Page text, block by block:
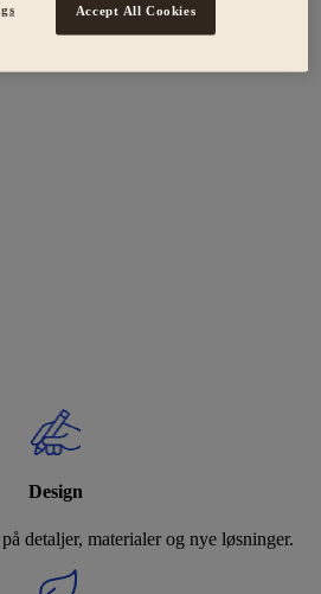
Design
detaljer, materialer og nye løsninger.
Accept All Cookies